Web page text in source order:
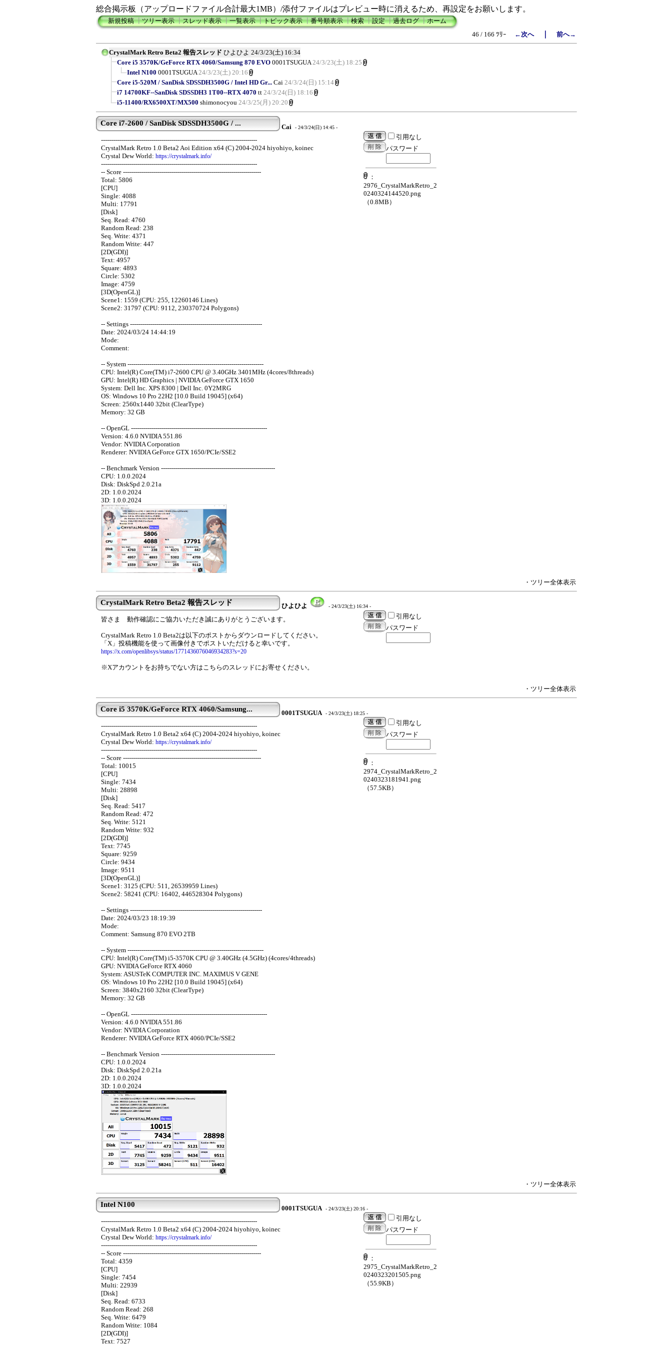
総合掲示板（アップロードファイル合計最大1MB）/添付ファイルはプレビュー時に消えるため、再設定をお願いします。
新規投稿┃ツリー表示┃スレッド表示┃一覧表示┃トピック表示┃番号順表示┃検索┃設定┃過去ログ┃ホーム
46 / 166 ﾂﾘｰ
←次へ｜ 前へ→
CrystalMark Retro Beta2 報告スレッド ひよひよ 24/3/23(土) 16:34
Core i5 3570K/GeForce RTX 4060/Samsung 870 EVO 0001TSUGUA 24/3/23(土) 18:25
Intel N100 0001TSUGUA 24/3/23(土) 20:16
Core i5-520M / SanDisk SDSSDH3500G / Intel HD Gr... Cai 24/3/24(日) 15:14
i7 14700KF--SanDisk SDSSDH3 1T00--RTX 4070 tt 24/3/24(日) 18:16
i5-11400/RX6500XT/MX500 shimonocyou 24/3/25(月) 20:20
Core i7-2600 / SanDisk SDSSDH3500G / ... Cai - 24/3/24(日) 14:45 -
------------------------------------------------------------------------------
CrystalMark Retro 1.0 Beta2 Aoi Edition x64 (C) 2004-2024 hiyohiyo, koinec
Crystal Dew World: https://crystalmark.info/
------------------------------------------------------------------------------
-- Score ---------------------------------------------------------------------
Total: 5806
[CPU]
Single: 4088
Multi: 17791
[Disk]
Seq. Read: 4760
Random Read: 238
Seq. Write: 4371
Random Write: 447
[2D(GDI)]
Text: 4957
Square: 4893
Circle: 5302
Image: 4759
[3D(OpenGL)]
Scene1: 1559 (CPU: 255, 12260146 Lines)
Scene2: 31797 (CPU: 9112, 230370724 Polygons)
-- Settings ------------------------------------------------------------------
Date: 2024/03/24 14:44:19
Mode:
Comment:
-- System --------------------------------------------------------------------
CPU: Intel(R) Core(TM) i7-2600 CPU @ 3.40GHz 3401MHz (4cores/8threads)
GPU: Intel(R) HD Graphics | NVIDIA GeForce GTX 1650
System: Dell Inc. XPS 8300 | Dell Inc. 0Y2MRG
OS: Windows 10 Pro 22H2 [10.0 Build 19045] (x64)
Screen: 2560x1440 32bit (ClearType)
Memory: 32 GB
-- OpenGL --------------------------------------------------------------------
Version: 4.6.0 NVIDIA 551.86
Vendor: NVIDIA Corporation
Renderer: NVIDIA GeForce GTX 1650/PCIe/SSE2
-- Benchmark Version ---------------------------------------------------------
CPU: 1.0.0.2024
Disk: DiskSpd 2.0.21a
2D: 1.0.0.2024
3D: 1.0.0.2024
引用なし
パスワード
：
2976_CrystalMarkRetro_2
0240324144520.png
（0.8MB）
・ツリー全体表示
CrystalMark Retro Beta2 報告スレッド ひよひよ - 24/3/23(土) 16:34 -
皆さま 動作確認にご協力いただき誠にありがとうございます。
CrystalMark Retro 1.0 Beta2は以下のポストからダウンロードしてください。
「X」投稿機能を使って画像付きでポストいただけると幸いです。
https://x.com/openlibsys/status/1771436076046934283?s=20
※Xアカウントをお持ちでない方はこちらのスレッドにお寄せください。
引用なし
パスワード
・ツリー全体表示
Core i5 3570K/GeForce RTX 4060/Samsung... 0001TSUGUA - 24/3/23(土) 18:25 -
------------------------------------------------------------------------------
CrystalMark Retro 1.0 Beta2 x64 (C) 2004-2024 hiyohiyo, koinec
Crystal Dew World: https://crystalmark.info/
------------------------------------------------------------------------------
-- Score ---------------------------------------------------------------------
Total: 10015
[CPU]
Single: 7434
Multi: 28898
[Disk]
Seq. Read: 5417
Random Read: 472
Seq. Write: 5121
Random Write: 932
[2D(GDI)]
Text: 7745
Square: 9259
Circle: 9434
Image: 9511
[3D(OpenGL)]
Scene1: 3125 (CPU: 511, 26539959 Lines)
Scene2: 58241 (CPU: 16402, 446528304 Polygons)
-- Settings ------------------------------------------------------------------
Date: 2024/03/23 18:19:39
Mode:
Comment: Samsung 870 EVO 2TB
-- System --------------------------------------------------------------------
CPU: Intel(R) Core(TM) i5-3570K CPU @ 3.40GHz (4.5GHz) (4cores/4threads)
GPU: NVIDIA GeForce RTX 4060
System: ASUSTeK COMPUTER INC. MAXIMUS V GENE
OS: Windows 10 Pro 22H2 [10.0 Build 19045] (x64)
Screen: 3840x2160 32bit (ClearType)
Memory: 32 GB
-- OpenGL --------------------------------------------------------------------
Version: 4.6.0 NVIDIA 551.86
Vendor: NVIDIA Corporation
Renderer: NVIDIA GeForce RTX 4060/PCIe/SSE2
-- Benchmark Version ---------------------------------------------------------
CPU: 1.0.0.2024
Disk: DiskSpd 2.0.21a
2D: 1.0.0.2024
3D: 1.0.0.2024
引用なし
パスワード
：
2974_CrystalMarkRetro_2
0240323181941.png
（57.5KB）
・ツリー全体表示
Intel N100 0001TSUGUA - 24/3/23(土) 20:16 -
------------------------------------------------------------------------------
CrystalMark Retro 1.0 Beta2 x64 (C) 2004-2024 hiyohiyo, koinec
Crystal Dew World: https://crystalmark.info/
------------------------------------------------------------------------------
-- Score ---------------------------------------------------------------------
Total: 4359
[CPU]
Single: 7454
Multi: 22939
[Disk]
Seq. Read: 6733
Random Read: 268
Seq. Write: 6479
Random Write: 1084
[2D(GDI)]
Text: 7527
引用なし
パスワード
：
2975_CrystalMarkRetro_2
0240323201505.png
（55.9KB）